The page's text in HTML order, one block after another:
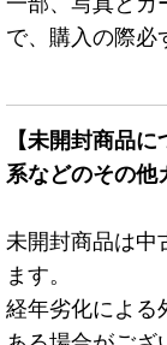
で、購入の際必
【未開封商品
系などのその他
未開封商品は中
ます。
経年劣化による